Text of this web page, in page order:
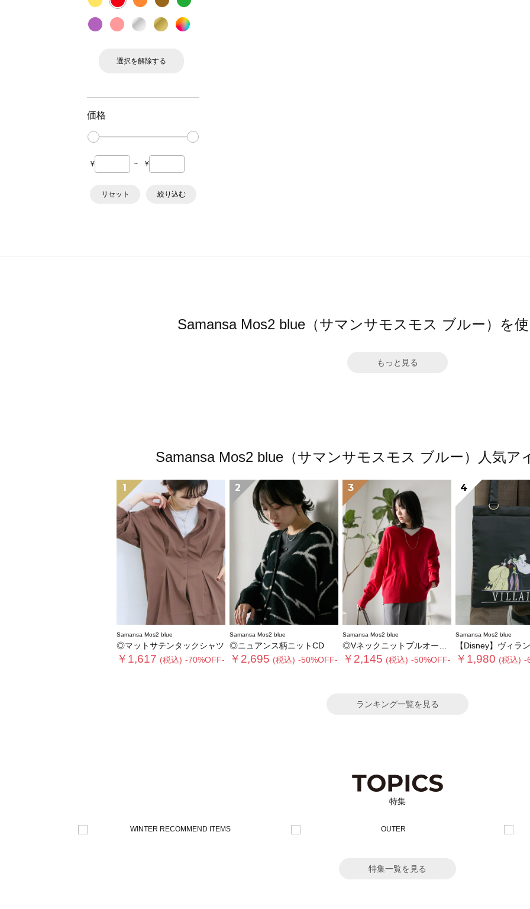
選択を解除する
価格
¥ ~ ¥
リセット 絞り込む
Samansa Mos2 blue（サマンサモスモス ブルー）を
もっと見る
Samansa Mos2 blue（サマンサモスモス ブルー）人気ア
1
Samansa Mos2 blue
◎マットサテンタックシャツ
￥1,617 (税込) -70%OFF-
2
Samansa Mos2 blue
◎ニュアンス柄ニットCD
￥2,695 (税込) -50%OFF-
3
Samansa Mos2 blue
◎Vネックニットプルオーバー
￥2,145 (税込) -50%OFF-
4
Samansa Mos2 blue
【Disney】ヴィランズ/トー
￥1,980 (税込) -
ランキング一覧を見る
特集
特集一覧を見る